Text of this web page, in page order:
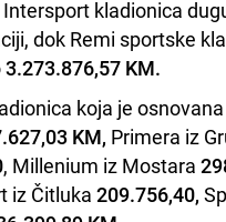
kladionica
dok Remi sportske
3.273.876,57 KM.
koja je
KM, Primera iz
, Millenium iz Mostara
iz Čitluka 209.756,40,